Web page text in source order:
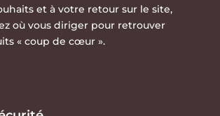
et à votre retour sur le site,
où vous diriger pour retrouver
« coup de cœur ».